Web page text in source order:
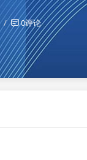
0评论